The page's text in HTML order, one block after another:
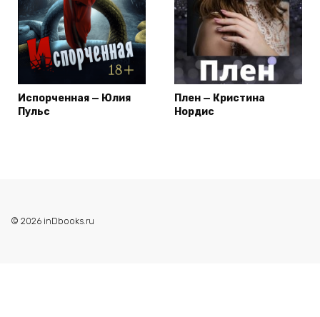
Испорченная — Юлия
Пульс
Плен — Кристина
Нордис
© 2026 inDbooks.ru